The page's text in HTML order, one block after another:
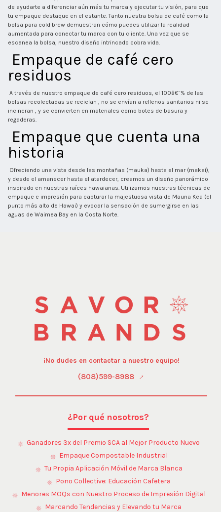
de ayudarte a diferenciar aún más tu marca y ejecutar tu visión, para que
tu empaque destaque en el estante. Tanto nuestra bolsa de café como la
bolsa para cold brew demuestran cómo puedes utilizar la realidad
aumentada para conectar tu marca con tu cliente. Una vez que se
escanea la bolsa, nuestro diseño intrincado cobra vida.
residuos
bolsas recolectadas se reciclan , no se envían a rellenos sanitarios ni se
incineran , y se convierten en materiales como botes de basura y
regaderas.
historia
y desde el amanecer hasta el atardecer, creamos un diseño panorámico
inspirado en nuestras raíces hawaianas. Utilizamos nuestras técnicas de
empaque e impresión para capturar la majestuosa vista de Mauna Kea (el
punto más alto de Hawai) y evocar la sensación de sumergirse en las
aguas de Waimea Bay en la Costa Norte.
¡No dudes en contactar a nuestro equipo!
(808)599-8988
¿Por qué nosotros?
Ganadores 3x del Premio SCA al Mejor Producto Nuevo
Empaque Compostable Industrial
Tu Propia Aplicación Móvil de Marca Blanca
Pono Collective: Educación Cafetera
Menores MOQs con Nuestro Proceso de Impresión Digital
Marcando Tendencias y Elevando tu Marca